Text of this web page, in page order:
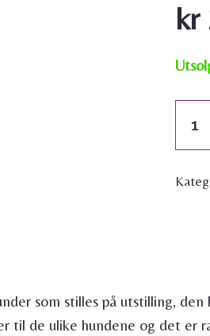
kr
antall
som stilles på utstilling,
til de ulike hundene og det